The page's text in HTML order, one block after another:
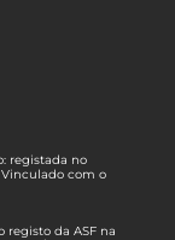
registada no
com o
registo da ASF na